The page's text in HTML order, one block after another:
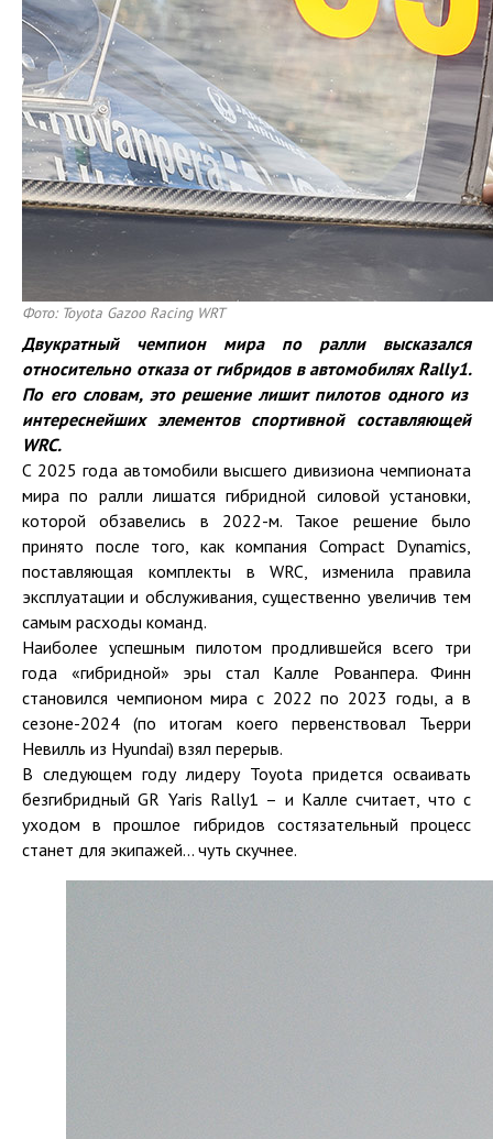
Фото: Toyota Gazoo Racing WRT
Двукратный чемпион мира по ралли высказался
относительно отказа от гибридов в автомобилях Rally1.
По его словам, это решение лишит пилотов одного из
интереснейших элементов спортивной составляющей
WRC.
С 2025 года автомобили высшего дивизиона чемпионата
мира по ралли лишатся гибридной силовой установки,
которой обзавелись в 2022-м. Такое решение было
принято после того, как компания Compact Dynamics,
поставляющая комплекты в WRC, изменила правила
эксплуатации и обслуживания, существенно увеличив тем
самым расходы команд.
Наиболее успешным пилотом продлившейся всего три
года «гибридной» эры стал Калле Рованпера. Финн
становился чемпионом мира с 2022 по 2023 годы, а в
сезоне-2024 (по итогам коего первенствовал Тьерри
Невилль из Hyundai) взял перерыв.
В следующем году лидеру Toyota придется осваивать
безгибридный GR Yaris Rally1 – и Калле считает, что с
уходом в прошлое гибридов состязательный процесс
станет для экипажей... чуть скучнее.